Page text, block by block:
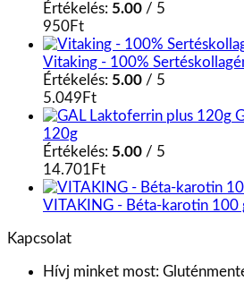
Értékelés: 5.00 / 5
950Ft
Vitaking - 100%
Értékelés: 5.00 / 5
5.049 Ft
120g
Értékelés: 5.00 / 5
14.701 Ft
VITAKING - Béta-karotin 100
Kapcsolat
Hívj minket most: